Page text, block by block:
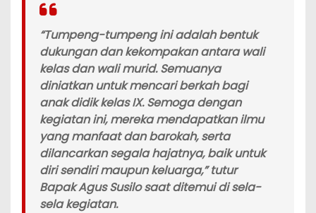
“Tumpeng-tumpeng ini adalah bentuk
dukungan dan kekompakan antara wali
kelas dan wali murid. Semuanya
diniatkan untuk mencari berkah bagi
anak didik kelas IX. Semoga dengan
kegiatan ini, mereka mendapatkan ilmu
yang manfaat dan barokah, serta
dilancarkan segala hajatnya, baik untuk
diri sendiri maupun keluarga,” tutur
Bapak Agus Susilo saat ditemui di sela-
sela kegiatan.